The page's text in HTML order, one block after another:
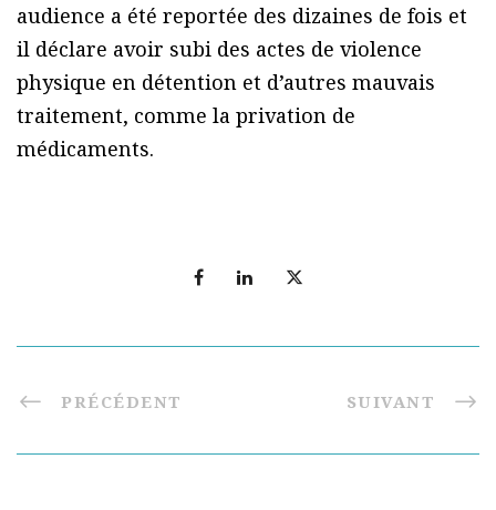
audience a été reportée des dizaines de fois et
il déclare avoir subi des actes de violence
physique en détention et d’autres mauvais
traitement, comme la privation de
médicaments.
PRÉCÉDENT SUIVANT